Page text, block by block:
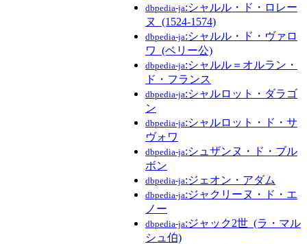
dbpedia-ja:シャルル・ド・ロレー
ヌ_(1524-1574)
dbpedia-ja:シャルル・ド・ヴァロ
ワ_(ベリー公)
dbpedia-ja:シャルル＝オルラン・
ド・フランス
dbpedia-ja:シャルロット・ダラゴ
ン
dbpedia-ja:シャルロット・ド・サ
ヴォワ
dbpedia-ja:シュザンヌ・ド・ブル
ボン
dbpedia-ja:ジェオン・アダム
dbpedia-ja:ジャクリーヌ・ド・エ
ノー
dbpedia-ja:ジャック2世_(ラ・マル
シュ伯)